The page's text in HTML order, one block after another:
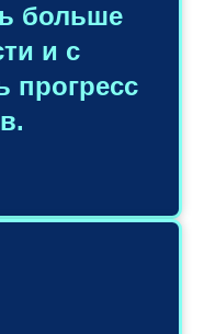
больше
и с
прогресс